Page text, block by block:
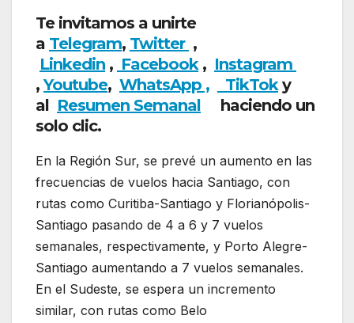
Te invitamos a unirte
a Telegram, Twitter ,
Linkedin , Facebook, Instagram
,Youtube, WhatsApp , TikToky
al Resumen Semanal haciendo un
solo clic.
En la Región Sur, se prevé un aumento en las
frecuencias de vuelos hacia Santiago, con
rutas como Curitiba-Santiago y Florianópolis-
Santiago pasando de 4 a 6 y 7 vuelos
semanales, respectivamente, y Porto Alegre-
Santiago aumentando a 7 vuelos semanales.
En el Sudeste, se espera un incremento
similar, con rutas como Belo